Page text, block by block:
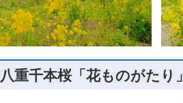
重千本桜「花ものがたり」